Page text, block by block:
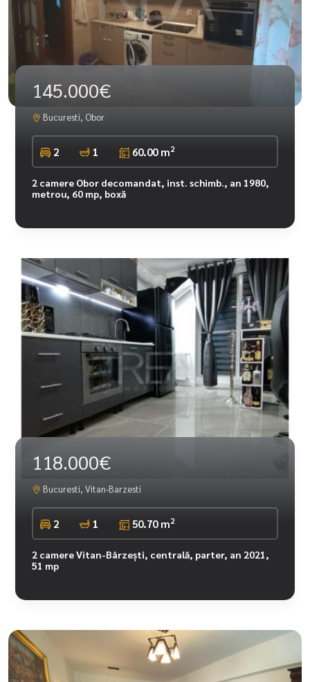
145.000€
Bucuresti, Obor
2 1 60.00 m2
2 camere Obor decomandat, inst. schimb., an 1980,
metrou, 60 mp, boxă
118.000€
Bucuresti, Vitan-Barzesti
2 1 50.70 m2
2 camere Vitan-Bârzești, centrală, parter, an 2021,
51 mp